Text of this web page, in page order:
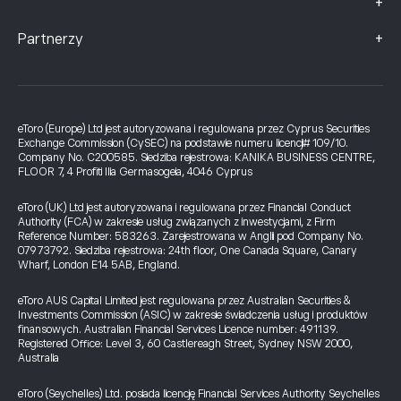
+
Partnerzy +
eToro (Europe) Ltd jest autoryzowana i regulowana przez Cyprus Securities
Exchange Commission (CySEC) na podstawie numeru licencji# 109/10.
Company No. C200585. Siedziba rejestrowa: KANIKA BUSINESS CENTRE,
FLOOR 7, 4 Profiti Ilia Germasogeia, 4046 Cyprus
eToro (UK) Ltd jest autoryzowana i regulowana przez Financial Conduct
Authority (FCA) w zakresie usług związanych z inwestycjami, z Firm
Reference Number: 583263. Zarejestrowana w Anglii pod Company No.
07973792. Siedziba rejestrowa: 24th floor, One Canada Square, Canary
Wharf, London E14 5AB, England.
eToro AUS Capital Limited jest regulowana przez Australian Securities &
Investments Commission (ASIC) w zakresie świadczenia usług i produktów
finansowych. Australian Financial Services Licence number: 491139.
Registered Office: Level 3, 60 Castlereagh Street, Sydney NSW 2000,
Australia
eToro (Seychelles) Ltd. posiada licencję Financial Services Authority Seychelles